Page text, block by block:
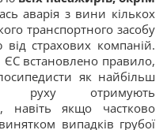
аварія з вини кількох
транспортного засобу
страхових компаній.
ЄС встановлено правило,
як найбільш
руху отримують
навіть якщо частково
випадків грубої